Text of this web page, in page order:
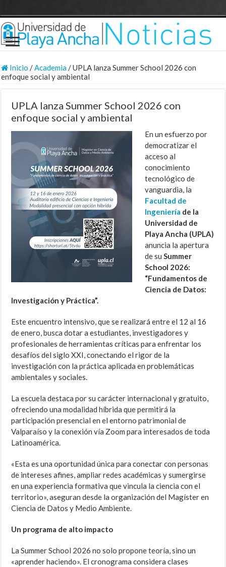
Inicio /Academia/UPLA lanza Summer School 2026 con
enfoque social y ambiental
UPLA lanza Summer School 2026 con
enfoque social y ambiental
En un esfuerzo por
democratizar el
acceso al
conocimiento
tecnológico de
vanguardia, la
Facultad de
Ingeniería de la
Universidad de
Playa Ancha (UPLA)
anuncia la apertura
de suSummer
School 2026:
“Fundamentos de
Ciencia de Datos:
Investigación y Práctica”.
Este encuentro intensivo, que se realizará entre el 12 al 16
de enero, busca dotar a estudiantes, investigadores y
profesionales de herramientas críticas para enfrentar los
desafíos del siglo XXI, conectando el rigor de la
investigación con la práctica aplicada en problemáticas
ambientales y sociales.
La escuela destaca por su carácter internacional y gratuito,
ofreciendo una modalidad híbrida que permitirá la
participación presencial en el entorno patrimonial de
Valparaíso y la conexión vía Zoom para interesados de toda
Latinoamérica.
«Esta es una oportunidad única para conectar con personas
de intereses afines, ampliar redes académicas y sumergirse
en una experiencia formativa que vincula la ciencia con el
territorio», aseguran desde la organización del Magíster en
Ciencia de Datos y Medio Ambiente.
Un programa de alto impacto
La Summer School 2026 no solo propone teoría, sino un
«aprender haciendo». El cronograma considera clases